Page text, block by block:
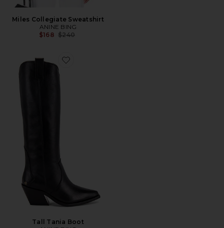
Miles Collegiate Sweatshirt
ANINE BING
$168 Previous price:
$240
Favorite Tall Tania Boot
Tall Tania Boot